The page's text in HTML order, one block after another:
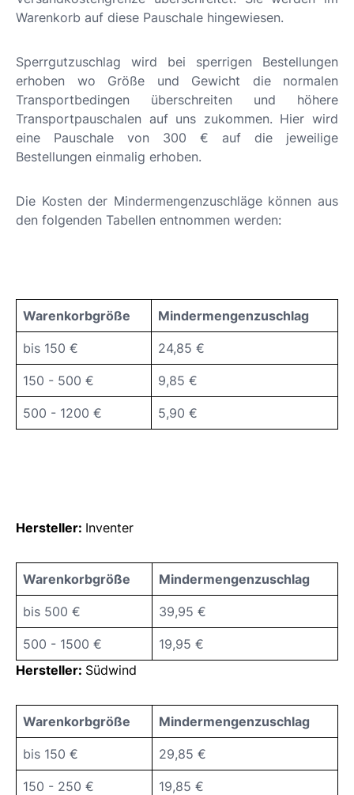
Warenkorb auf diese Pauschale hingewiesen.
Sperrgutzuschlag wird bei sperrigen Bestellungen
erhoben wo Größe und Gewicht die normalen
Transportbedingen überschreiten und höhere
Transportpauschalen auf uns zukommen. Hier wird
eine Pauschale von 300 € auf die jeweilige
Bestellungen einmalig erhoben.
Die Kosten der Mindermengenzuschläge können aus
den folgenden Tabellen entnommen werden:
Warenkorbgröße Mindermengenzuschlag
bis 150 € 24,85 €
150 - 500 € 9,85 €
500 - 1200 € 5,90 €
Hersteller: Inventer
Warenkorbgröße Mindermengenzuschlag
bis 500 € 39,95 €
500 - 1500 €
19,95 €
Hersteller: Südwind
Warenkorbgröße Mindermengenzuschlag
bis 150 € 29,85 €
150 - 250 €
19,85 €